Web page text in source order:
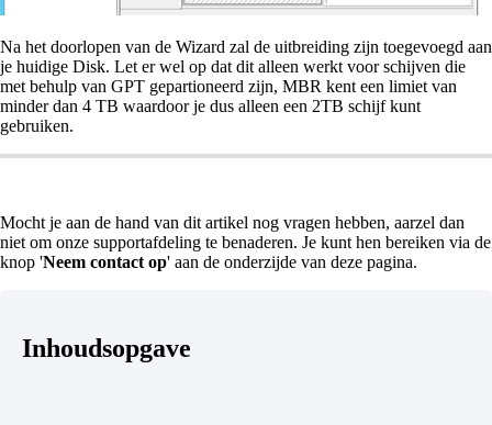
Na het doorlopen van de Wizard zal de uitbreiding zijn toegevoegd aan
je huidige Disk. Let er wel op dat dit alleen werkt voor schijven die
met behulp van GPT gepartioneerd zijn, MBR kent een limiet van
minder dan 4 TB waardoor je dus alleen een 2TB schijf kunt
gebruiken.
Mocht je aan de hand van dit artikel nog vragen hebben, aarzel dan
niet om onze supportafdeling te benaderen. Je kunt hen bereiken via de
knop 'Neem contact op' aan de onderzijde van deze pagina.
Inhoudsopgave